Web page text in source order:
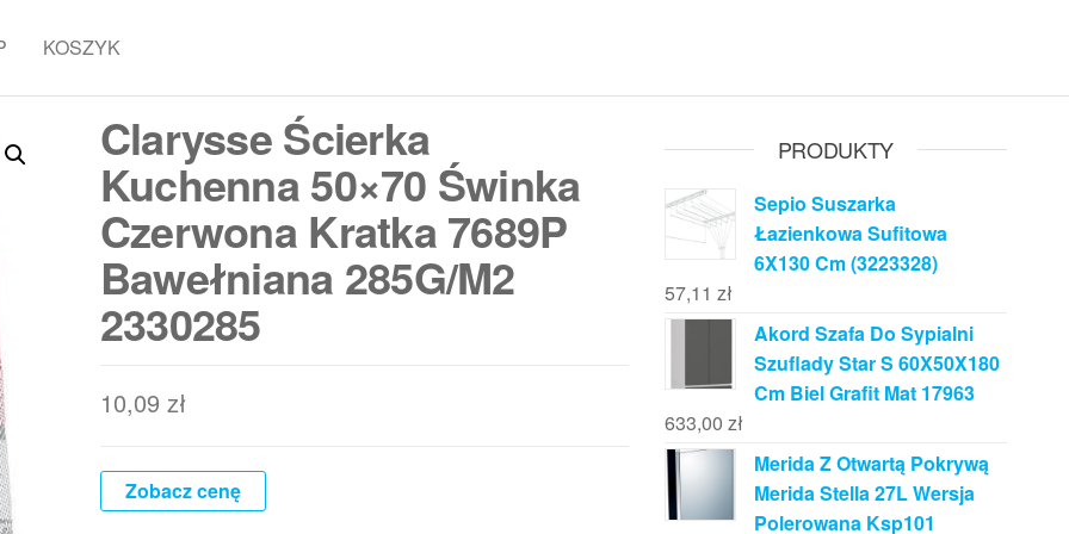
KOSZYK
Clarysse Ścierka
Kuchenna 50×70 Świnka
Czerwona Kratka 7689P
Bawełniana 285G/M2
2330285
10,09 zł
Zobacz cenę
PRODUKTY
Sepio Suszarka
Łazienkowa Sufitowa
6X130 Cm (3223328)
57,11 zł
Akord Szafa Do Sypialni
Szuflady Star S 60X50X180
Cm Biel Grafit Mat 17963
633,00 zł
Merida Z Otwartą Pokrywą
Merida Stella 27L Wersja
Polerowana Ksp101